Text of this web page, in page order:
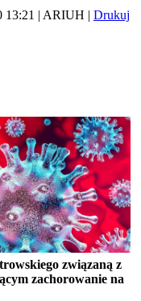
13:21 | ARIUH | Drukuj
związaną z
zachorowanie na